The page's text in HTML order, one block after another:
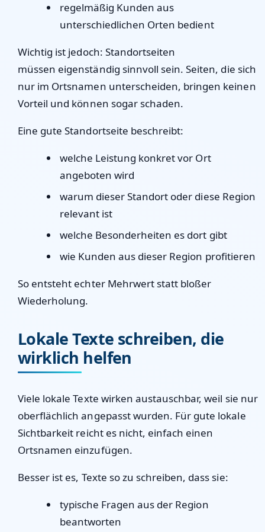
regelmäßig Kunden aus
unterschiedlichen Orten bedient
Wichtig ist jedoch: Standortseiten
müssen eigenständig sinnvoll sein. Seiten, die sich
nur im Ortsnamen unterscheiden, bringen keinen
Vorteil und können sogar schaden.
Eine gute Standortseite beschreibt:
welche Leistung konkret vor Ort
angeboten wird
warum dieser Standort oder diese Region
relevant ist
welche Besonderheiten es dort gibt
wie Kunden aus dieser Region profitieren
So entsteht echter Mehrwert statt bloßer
Wiederholung.
Lokale Texte schreiben, die
wirklich helfen
Viele lokale Texte wirken austauschbar, weil sie nur
oberflächlich angepasst wurden. Für gute lokale
Sichtbarkeit reicht es nicht, einfach einen
Ortsnamen einzufügen.
Besser ist es, Texte so zu schreiben, dass sie:
typische Fragen aus der Region
beantworten